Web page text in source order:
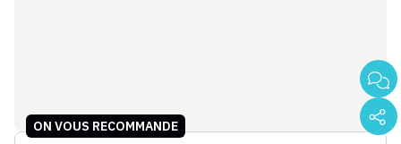
ON VOUS RECOMMANDE